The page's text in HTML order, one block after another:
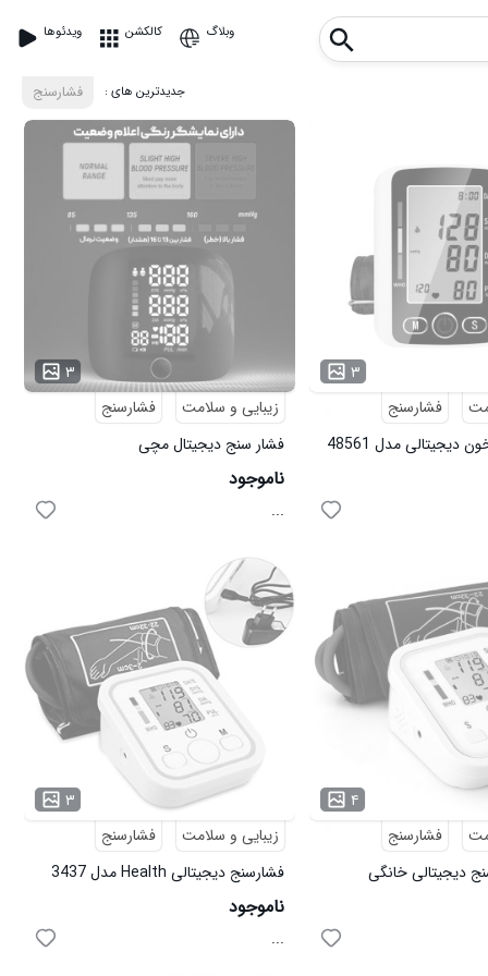
ویدئوها کالکشن وبلاگ
فشارسنج : جدیدترین های
۳
فشارسنج
دیجیتالی مدل 48561
۳
زیبایی و سلامت
فشارسنج
فشار سنج دیجیتال مچی
ناموجود
...
۴
فشارسنج
دیجیتالی خانگی
۳
زیبایی و سلامت
فشارسنج
فشارسنج دیجیتالی Health مدل 3437
ناموجود
...